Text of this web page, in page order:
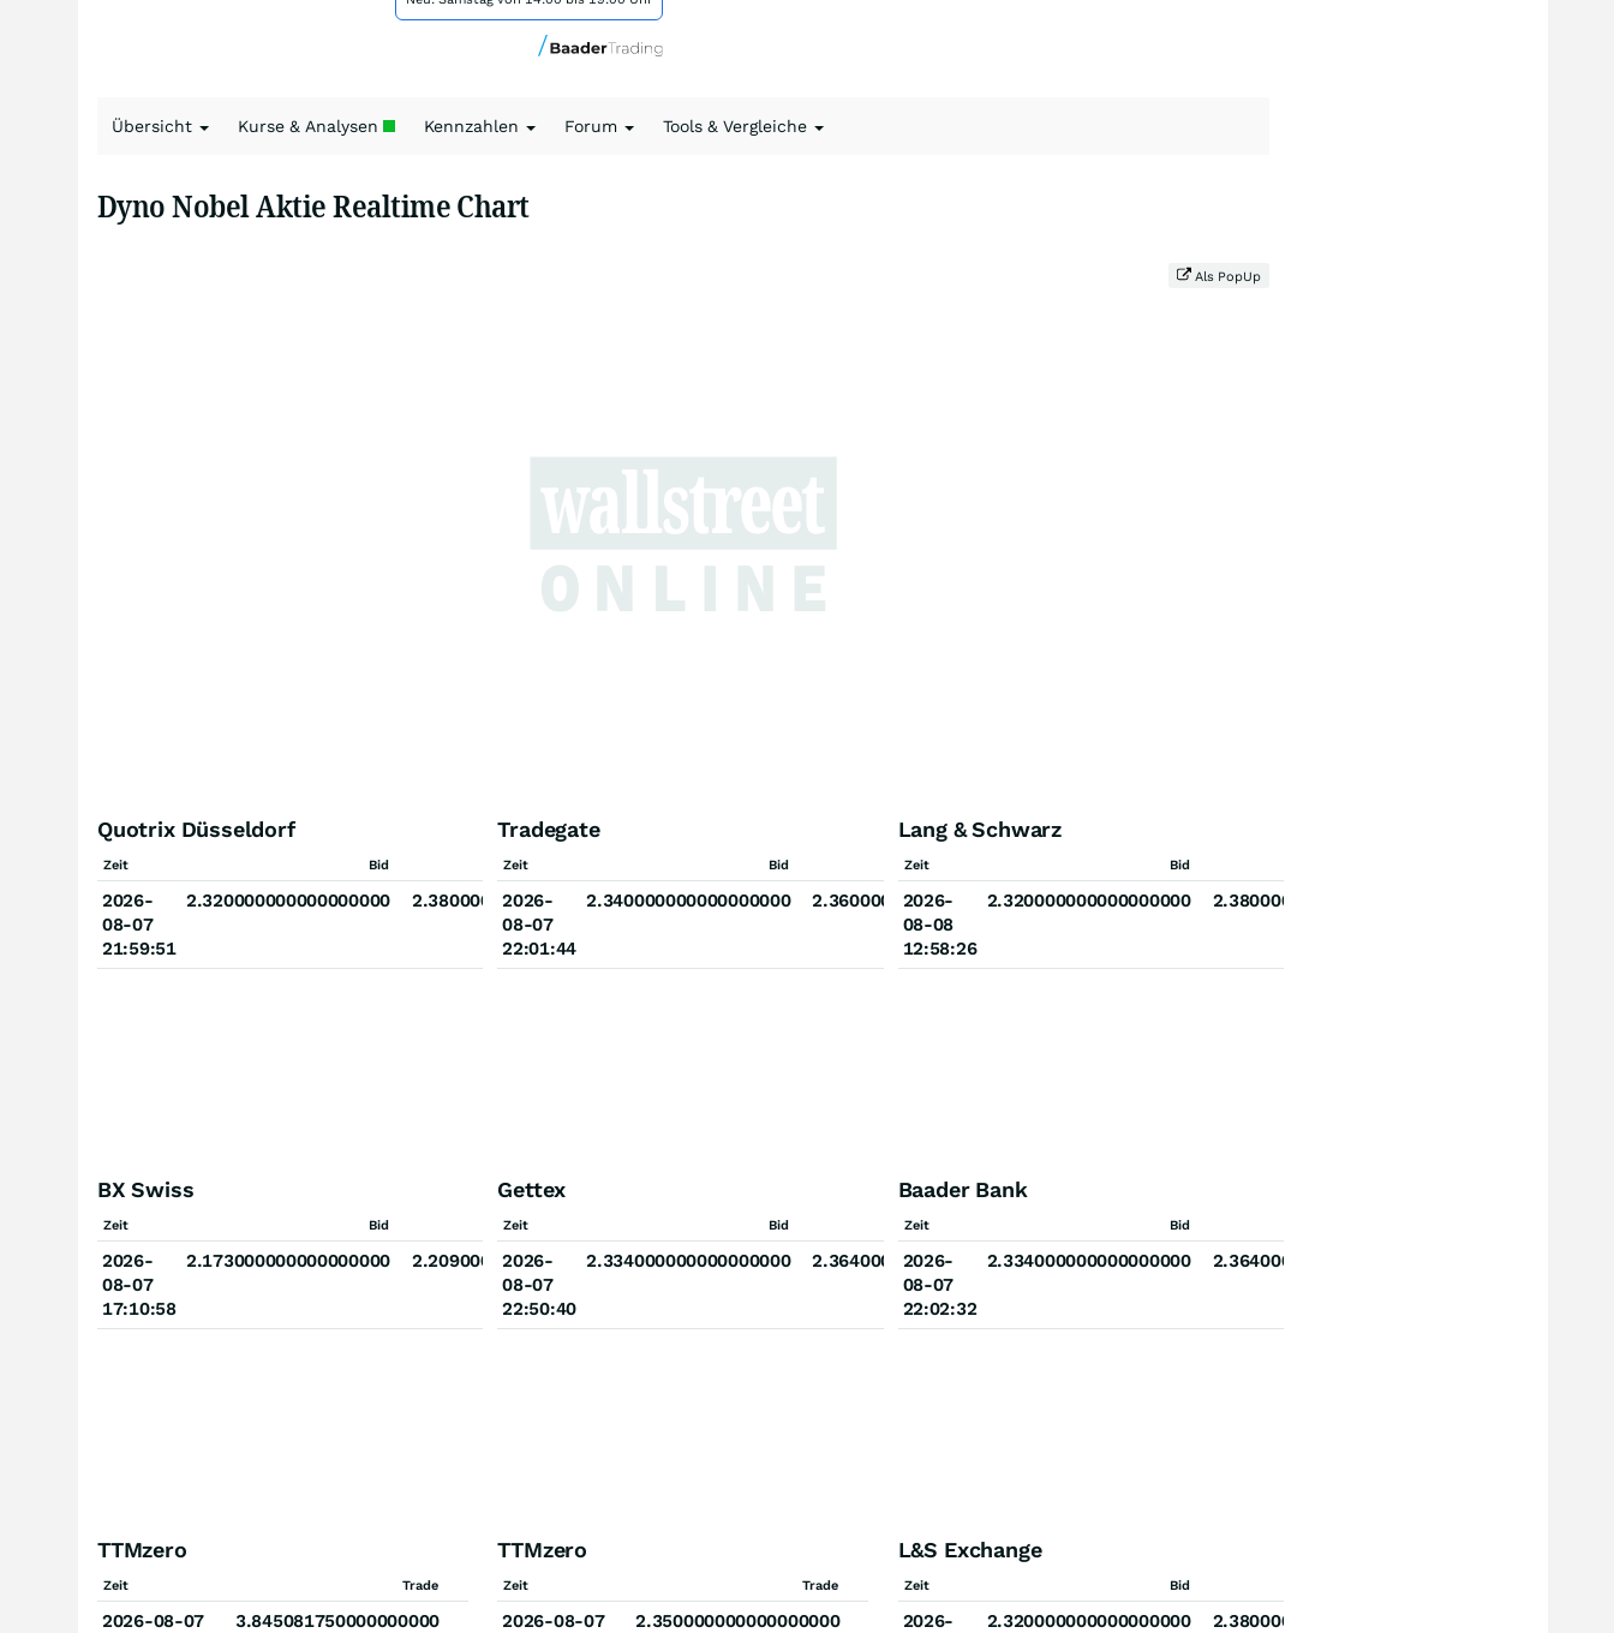
Übersicht Kurse & Analysen Kennzahlen Forum Tools & Vergleiche
Dyno Nobel Aktie Realtime Chart
Als PopUp
Quotrix Düsseldorf
Zeit Bid
2026-
08-07
21:59:51
2.320000000000000000 2.380000000000000000
Tradegate
Zeit Bid
2026-
08-07
22:01:44
2.340000000000000000 2.360000000000000000
Lang & Schwarz
Zeit Bid
2026-
08-08
12:58:26
2.320000000000000000 2.380000000000000000
BX Swiss
Zeit Bid
2026-
08-07
17:10:58
2.173000000000000000 2.209000000000000000
Gettex
Zeit Bid
2026-
08-07
22:50:40
2.334000000000000000 2.364000000000000000
Baader Bank
Zeit Bid
2026-
08-07
22:02:32
2.334000000000000000 2.364000000000000000
TTMzero
Zeit Trade
2026-08-07
3.845081750000000000
TTMzero
Zeit Trade
2026-08-07
2.350000000000000000
L&S Exchange
Zeit Bid
2026-
2.320000000000000000 2.380000000000000000